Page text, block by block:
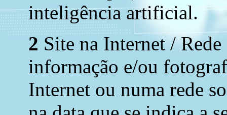
inteligência artificial.
2 Site na Internet /
informação e/ou
Internet ou numa rede